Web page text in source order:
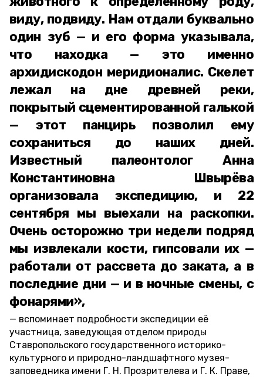
виду, подвиду. Нам отдали буквально
один зуб — и его форма указывала,
что находка — это именно
архидискодон меридионалис. Скелет
лежал на дне древней реки,
покрытый сцементированной галькой
— этот панцирь позволил ему
сохраниться до наших дней.
Известный палеонтолог Анна
Константиновна Швырёва
организовала экспедицию, и 22
сентября мы выехали на раскопки.
Очень осторожно три недели подряд
мы извлекали кости, гипсовали их —
работали от рассвета до заката, а в
последние дни — и в ночные смены, с
фонарями»,
вспоминает подробности экспедиции её
участница, заведующая отделом природы
Ставропольского государственного историко-
культурного и природно-ландшафтного музея-
заповедника имени Г. Н. Прозрителева и Г. К. Праве,